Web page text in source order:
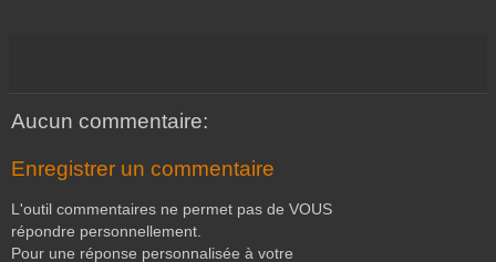
Aucun commentaire:
Enregistrer un commentaire
L'outil commentaires ne permet pas de VOUS
répondre personnellement.
Pour une réponse personnalisée à votre